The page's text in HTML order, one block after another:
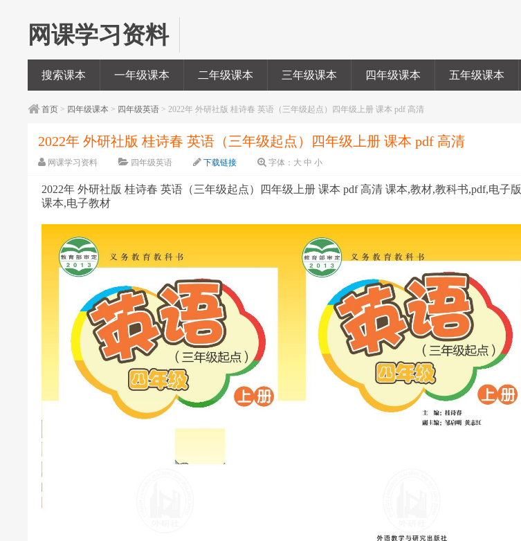
网课学习资料
搜索课本 一年级课本 二年级课本 三年级课本 四年级课本 五年级课本
首页 > 四年级课本 > 四年级英语 > 2022年 外研社版 桂诗春 英语（三年级起点）四年级上册 课本 pdf 高清
2022年 外研社版 桂诗春 英语（三年级起点）四年级上册 课本 pdf 高清
网课学习资料 四年级英语 下载链接 字体： 大 中 小
2022年 外研社版 桂诗春 英语（三年级起点）四年级上册 课本 pdf 高清 课本,教材,教科书,pdf,电子
课本,电子教材